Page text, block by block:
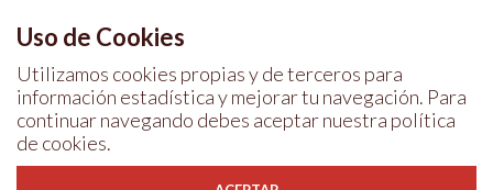
Uso de Cookies
Utilizamos cookies propias y de terceros para
información estadística y mejorar tu navegación. Para
continuar navegando debes aceptar nuestra política
de cookies.